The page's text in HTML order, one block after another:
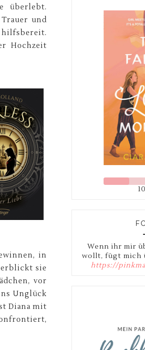
überlebt.
und
Hochzeit
in
sie
vor
Unglück
Diana mit
Wenn ihr mir
wollt, fügt mich
https://